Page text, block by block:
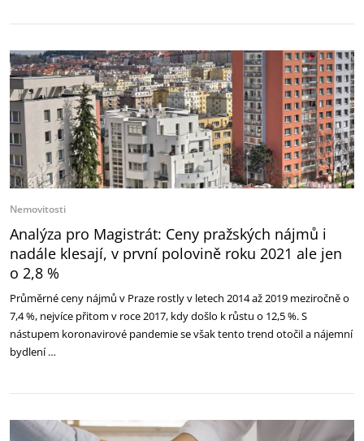
Nemovitosti
Analýza pro Magistrát: Ceny pražských nájmů i
nadále klesají, v první polovině roku 2021 ale jen
o 2,8 %
Průměrné ceny nájmů v Praze rostly v letech 2014 až 2019 meziročně o
7,4 %, nejvíce přitom v roce 2017, kdy došlo k růstu o 12,5 %. S
nástupem koronavirové pandemie se však tento trend otočil a nájemní
bydlení …